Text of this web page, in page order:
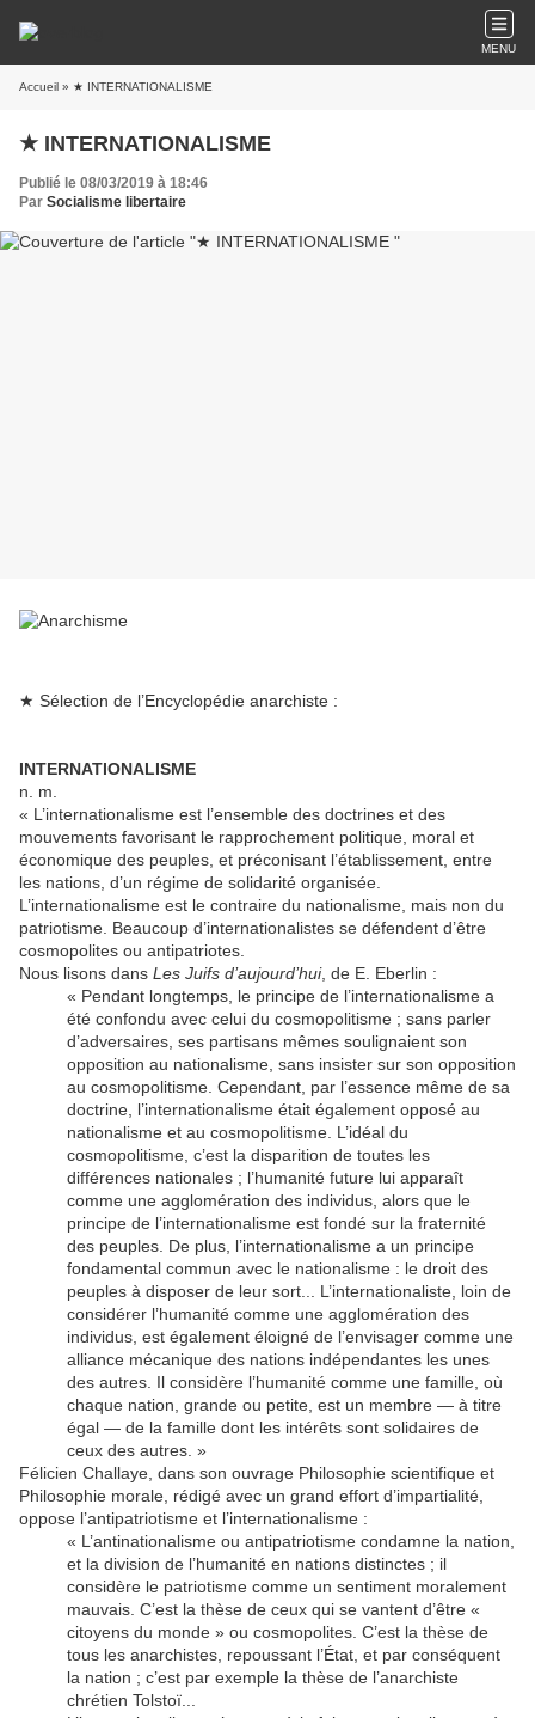
MENU
Accueil » ★ INTERNATIONALISME
★ INTERNATIONALISME
Publié le 08/03/2019 à 18:46
Par Socialisme libertaire
★ Sélection de l’Encyclopédie anarchiste :
INTERNATIONALISME
n. m.
« L’internationalisme est l’ensemble des doctrines et des
mouvements favorisant le rapprochement politique, moral et
économique des peuples, et préconisant l’établissement, entre
les nations, d’un régime de solidarité organisée.
L’internationalisme est le contraire du nationalisme, mais non du
patriotisme. Beaucoup d’internationalistes se défendent d’être
cosmopolites ou antipatriotes.
Nous lisons dans Les Juifs d’aujourd’hui, de E. Eberlin :
« Pendant longtemps, le principe de l’internationalisme a
été confondu avec celui du cosmopolitisme ; sans parler
d’adversaires, ses partisans mêmes soulignaient son
opposition au nationalisme, sans insister sur son opposition
au cosmopolitisme. Cependant, par l’essence même de sa
doctrine, l’internationalisme était également opposé au
nationalisme et au cosmopolitisme. L’idéal du
cosmopolitisme, c’est la disparition de toutes les
différences nationales ; l’humanité future lui apparaît
comme une agglomération des individus, alors que le
principe de l’internationalisme est fondé sur la fraternité
des peuples. De plus, l’internationalisme a un principe
fondamental commun avec le nationalisme : le droit des
peuples à disposer de leur sort... L’internationaliste, loin de
considérer l’humanité comme une agglomération des
individus, est également éloigné de l’envisager comme une
alliance mécanique des nations indépendantes les unes
des autres. Il considère l’humanité comme une famille, où
chaque nation, grande ou petite, est un membre — à titre
égal — de la famille dont les intérêts sont solidaires de
ceux des autres. »
Félicien Challaye, dans son ouvrage Philosophie scientifique et
Philosophie morale, rédigé avec un grand effort d’impartialité,
oppose l’antipatriotisme et l’internationalisme :
« L’antinationalisme ou antipatriotisme condamne la nation,
et la division de l’humanité en nations distinctes ; il
considère le patriotisme comme un sentiment moralement
mauvais. C’est la thèse de ceux qui se vantent d’être «
citoyens du monde » ou cosmopolites. C’est la thèse de
tous les anarchistes, repoussant l’État, et par conséquent
la nation ; c’est par exemple la thèse de l’anarchiste
chrétien Tolstoï...